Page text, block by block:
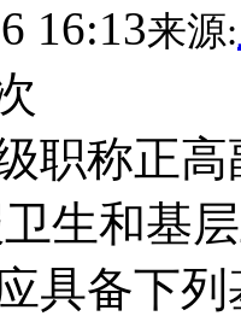
16:13来源:
职称正
生和基
具备下